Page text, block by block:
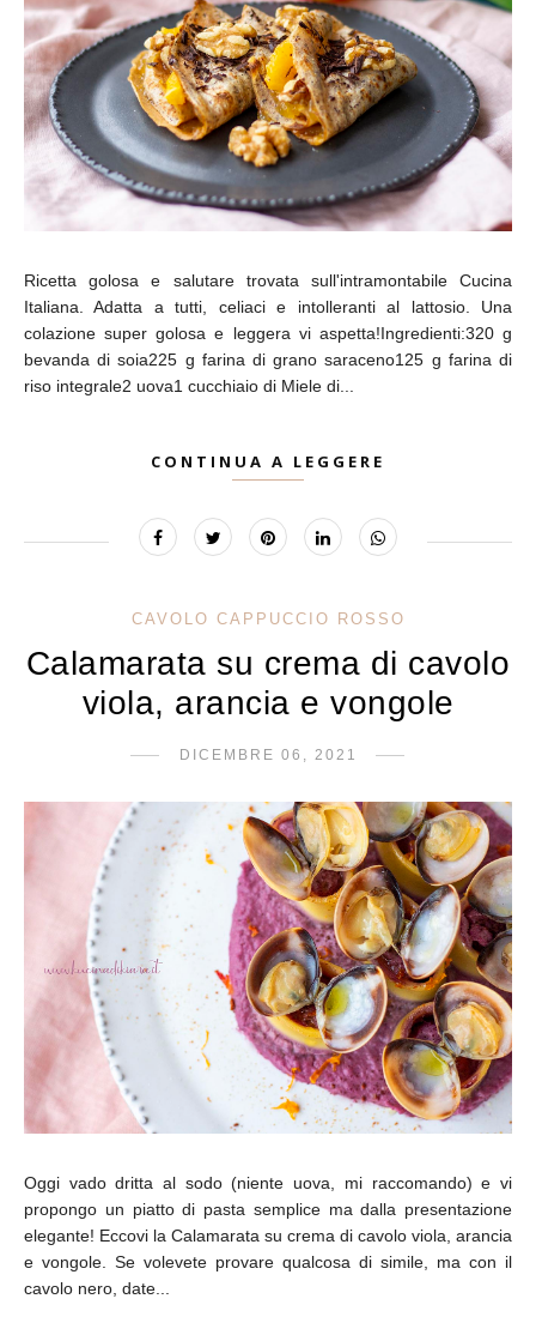
Ricetta golosa e salutare trovata sull'intramontabile Cucina
Italiana. Adatta a tutti, celiaci e intolleranti al lattosio. Una
colazione super golosa e leggera vi aspetta!Ingredienti:320 g
bevanda di soia225 g farina di grano saraceno125 g farina di
riso integrale2 uova1 cucchiaio di Miele di...
CONTINUA A LEGGERE
CAVOLO CAPPUCCIO ROSSO
Calamarata su crema di cavolo
viola, arancia e vongole
DICEMBRE 06, 2021
Oggi vado dritta al sodo (niente uova, mi raccomando) e vi
propongo un piatto di pasta semplice ma dalla presentazione
elegante! Eccovi la Calamarata su crema di cavolo viola, arancia
e vongole. Se volevete provare qualcosa di simile, ma con il
cavolo nero, date...